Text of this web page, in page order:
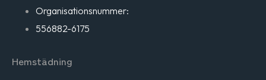
Organisationsnummer:
556882-6175
Hemstädning